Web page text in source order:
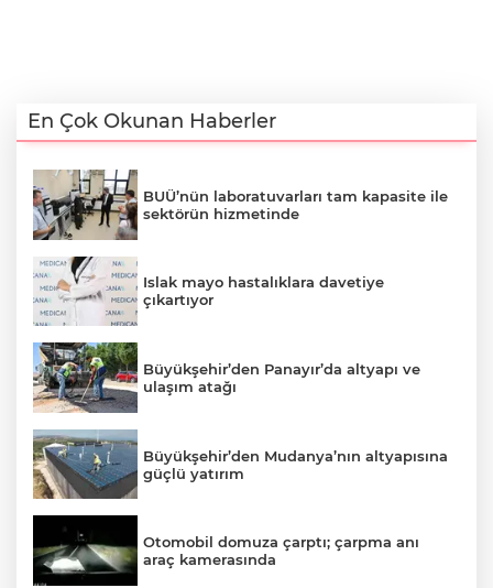
En Çok Okunan Haberler
BUÜ’nün laboratuvarları tam kapasite ile
sektörün hizmetinde
Islak mayo hastalıklara davetiye
çıkartıyor
Büyükşehir’den Panayır’da altyapı ve
ulaşım atağı
Büyükşehir’den Mudanya’nın altyapısına
güçlü yatırım
Otomobil domuza çarptı; çarpma anı
araç kamerasında